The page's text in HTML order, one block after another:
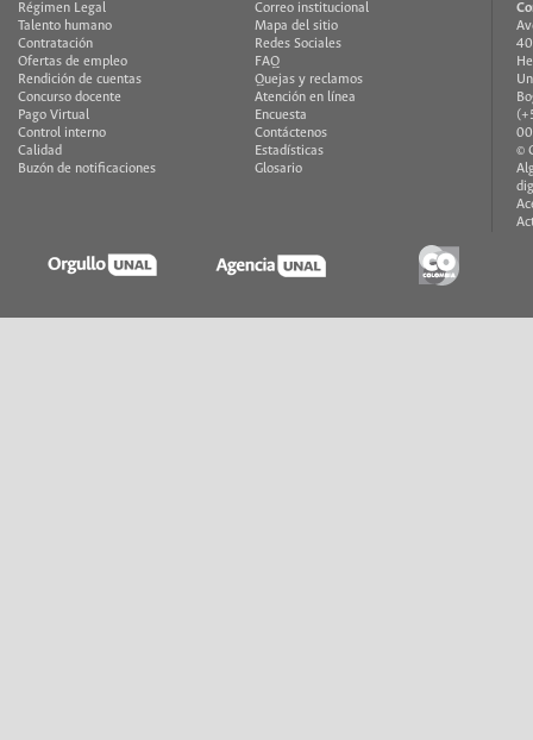
Régimen Legal
Talento humano
Contratación
Ofertas de empleo
Rendición de cuentas
Concurso docente
Pago Virtual
Control interno
Calidad
Buzón de notificaciones
Correo institucional
Mapa del sitio
Redes Sociales
FAQ
Quejas y reclamos
Atención en línea
Encuesta
Contáctenos
Estadísticas
Glosario
©